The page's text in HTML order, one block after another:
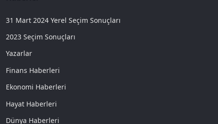
31 Mart 2024 Yerel Seçim Sonuçları
2023 Seçim Sonuçları
Yazarlar
Finans Haberleri
Ekonomi Haberleri
Hayat Haberleri
Dünya Haberleri